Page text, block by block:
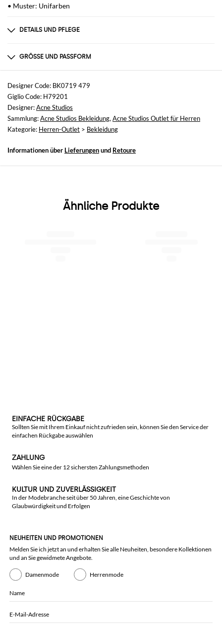
• Muster: Unifarben
DETAILS UND PFLEGE
Shell: 100% Cotton, Contrast: 100% Organic co
GRÖSSE UND PASSFORM
Größen
nicht verfügbar
Größe und Passform
Straight
Designer Code: BK0719 479
Giglio Code: H79201
Designer:Acne Studios
Sammlung:Acne Studios Bekleidung, Acne Studios Outlet für Herren
Kategorie: Herren-Outlet > Bekleidung
Informationen über Lieferungenund Retoure
Ähnliche Produkte
EINFACHE RÜCKGABE
Sollten Sie mit Ihrem Einkauf nicht zufrieden sein, können Sie den Service der
einfachen Rückgabe auswählen
ZAHLUNG
Wählen Sie eine der 12 sichersten Zahlungsmethoden
KULTUR UND ZUVERLÄSSIGKEIT
In der Modebranche seit über 50 Jahren, eine Geschichte von
Glaubwürdigkeit und Erfolgen
NEUHEITEN UND PROMOTIONEN
Melden Sie ich jetzt an und erhalten Sie alle Neuheiten, besondere Kollektionen
und an Sie gewidmete Angebote.
Damenmode Herrenmode
Name
E-Mail-Adresse